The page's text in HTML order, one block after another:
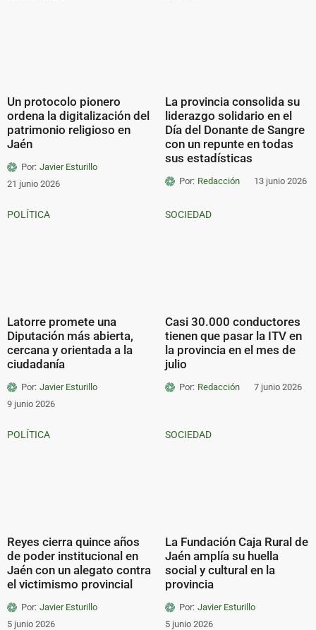
Un protocolo pionero
ordena la digitalización del
patrimonio religioso en
Jaén
Por: Javier Esturillo
21 junio 2026
La provincia consolida su
liderazgo solidario en el
Día del Donante de Sangre
con un repunte en todas
sus estadísticas
Por: Redacción 13 junio 2026
POLÍTICA
Latorre promete una
Diputación más abierta,
cercana y orientada a la
ciudadanía
Por: Javier Esturillo
9 junio 2026
SOCIEDAD
Casi 30.000 conductores
tienen que pasar la ITV en
la provincia en el mes de
julio
Por: Redacción 7 junio 2026
POLÍTICA
Reyes cierra quince años
de poder institucional en
Jaén con un alegato contra
el victimismo provincial
Por: Javier Esturillo
5 junio 2026
SOCIEDAD
La Fundación Caja Rural de
Jaén amplía su huella
social y cultural en la
provincia
Por: Javier Esturillo
5 junio 2026